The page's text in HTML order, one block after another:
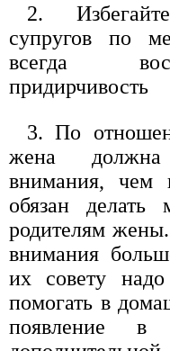
2.
супругов по
всегда
придирчивость
3. По
жена должна
внимания, чем
обязан
родителям
внимания
их совету
помогать в
появление